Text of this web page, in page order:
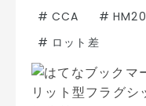
# CCA # HM20
# ロット差